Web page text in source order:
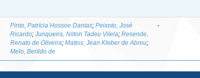
Pinto, Patrícia Hossoe Dantas;Peixoto, José
Ricardo;Junqueira, Nilton Tadeu Vilela;Resende,
Renato de Oliveira;Mattos, Jean Kleber de Abreu;
Melo, Berildo de
-